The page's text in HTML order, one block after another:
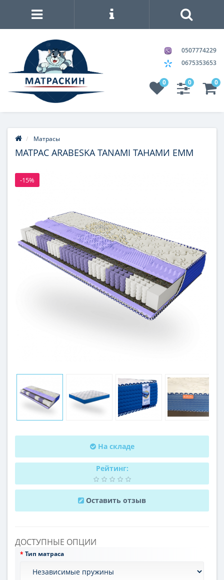
0507774229
0675353653
0 0 0
Матрасы
МАТРАС ARABESKA TANAMI ТАНАМИ ЕММ
-15%
На складе
Рейтинг:
Оставить отзыв
ДОСТУПНЫЕ ОПЦИИ
Тип матраса